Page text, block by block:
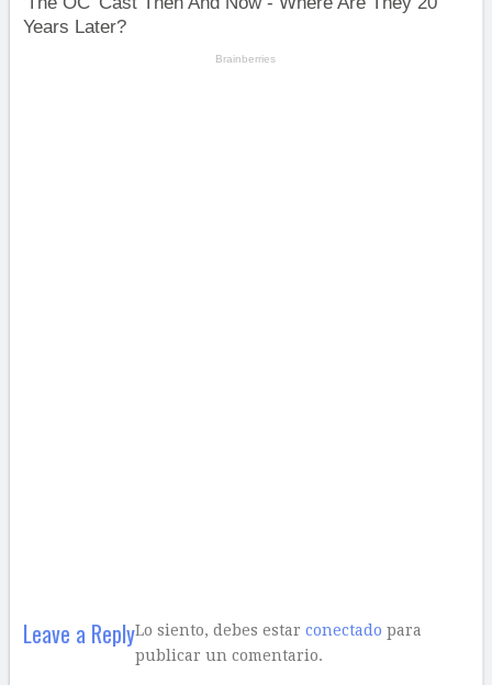
Leave a ReplyLo siento, debes estar conectado para
publicar un comentario.